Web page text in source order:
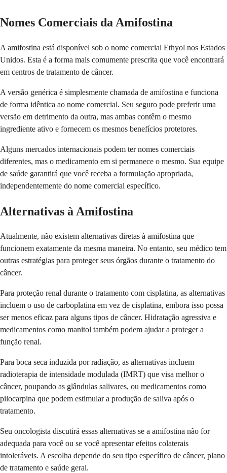
Nomes Comerciais da Amifostina
A amifostina está disponível sob o nome comercial Ethyol nos Estados
Unidos. Esta é a forma mais comumente prescrita que você encontrará
em centros de tratamento de câncer.
A versão genérica é simplesmente chamada de amifostina e funciona
de forma idêntica ao nome comercial. Seu seguro pode preferir uma
versão em detrimento da outra, mas ambas contêm o mesmo
ingrediente ativo e fornecem os mesmos benefícios protetores.
Alguns mercados internacionais podem ter nomes comerciais
diferentes, mas o medicamento em si permanece o mesmo. Sua equipe
de saúde garantirá que você receba a formulação apropriada,
independentemente do nome comercial específico.
Alternativas à Amifostina
Atualmente, não existem alternativas diretas à amifostina que
funcionem exatamente da mesma maneira. No entanto, seu médico tem
outras estratégias para proteger seus órgãos durante o tratamento do
câncer.
Para proteção renal durante o tratamento com cisplatina, as alternativas
incluem o uso de carboplatina em vez de cisplatina, embora isso possa
ser menos eficaz para alguns tipos de câncer. Hidratação agressiva e
medicamentos como manitol também podem ajudar a proteger a
função renal.
Para boca seca induzida por radiação, as alternativas incluem
radioterapia de intensidade modulada (IMRT) que visa melhor o
câncer, poupando as glândulas salivares, ou medicamentos como
pilocarpina que podem estimular a produção de saliva após o
tratamento.
Seu oncologista discutirá essas alternativas se a amifostina não for
adequada para você ou se você apresentar efeitos colaterais
intoleráveis. A escolha depende do seu tipo específico de câncer, plano
de tratamento e saúde geral.